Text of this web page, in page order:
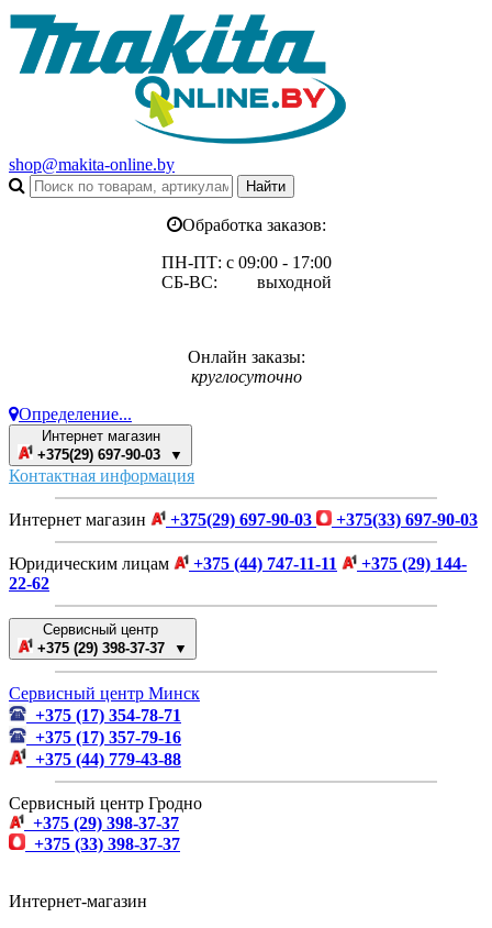
shop@makita-online.by
Обработка заказов:
ПН-ПТ: с 09:00 - 17:00
СБ-ВС: выходной
Онлайн заказы:
круглосуточно
Определение...
Интернет магазин
+375(29) 697-90-03 ▼
Контактная информация
Интернет магазин +375(29) 697-90-03 +375(33) 697-90-03
Юридическим лицам +375 (44) 747-11-11
+375 (29) 144-
22-62
Сервисный центр
+375 (29) 398-37-37 ▼
Сервисный центр Минск
+375 (17) 354-78-71
+375 (17) 357-79-16
+375 (44) 779-43-88
Сервисный центр Гродно
+375 (29) 398-37-37
+375 (33) 398-37-37
Интернет-магазин